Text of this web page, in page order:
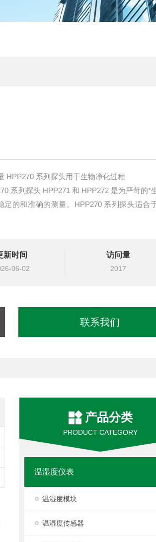
HPP270 系列探头用于生物净化过程
系列探头 HPP271 和 HPP272 是为严苛的*
的和准确的测量。HPP270 系列探头适合
新时间
06-02
访问量
2017
联系我们
产品分类
PRODUCT CATEGORY
温湿度仪表
温湿度模块
温湿度传感器